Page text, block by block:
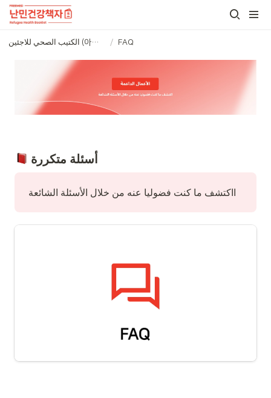
الكتيب الصحي للاجئين (아랍어) / FAQ
أسئلة متكررة
ااكتشف ما كنت فضوليا عنه من خلال الأسئلة الشائعة